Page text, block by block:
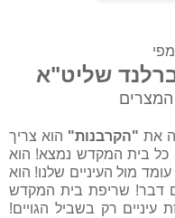
שליט"א
את "הקרבנות" הוא צריך
כל בית המקדש נמצא! הוא
מול העיניים שלנו! הוא
דבר! שריפת בית המקדש
עיניים רק בשביל הגויים!